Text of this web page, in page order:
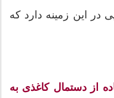
در این زمینه دارد که
از دستمال کاغذی به